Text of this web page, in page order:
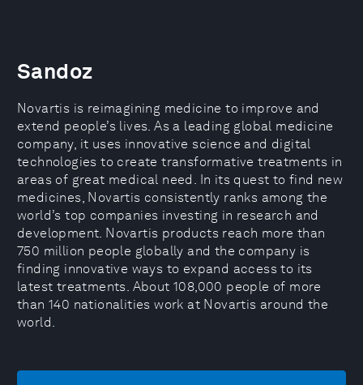
Sandoz
Novartis is reimagining medicine to improve and
extend people’s lives. As a leading global medicine
company, it uses innovative science and digital
technologies to create transformative treatments in
areas of great medical need. In its quest to find new
medicines, Novartis consistently ranks among the
world’s top companies investing in research and
development. Novartis products reach more than
750 million people globally and the company is
finding innovative ways to expand access to its
latest treatments. About 108,000 people of more
than 140 nationalities work at Novartis around the
world.